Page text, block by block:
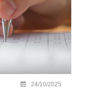
24/10/2025